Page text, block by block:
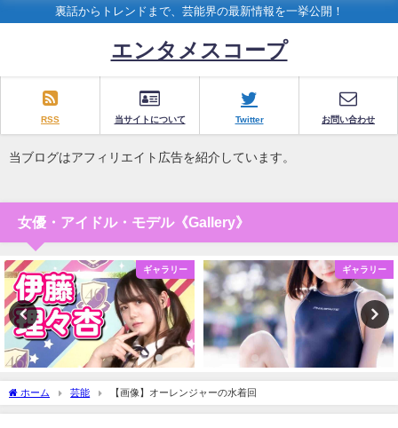
裏話からトレンドまで、芸能界の最新情報を一挙公開！
エンタメスコープ
RSS 当サイトについて Twitter お問い合わせ
当ブログはアフィリエイト広告を紹介しています。
女優・アイドル・モデル《Gallery》
ギャラリー ギャラリー
ホーム 芸能 【画像】オーレンジャーの水着回